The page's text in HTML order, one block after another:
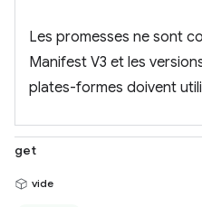
Les promesses ne sont
Manifest V3 et les
plates-formes doivent
get
vide